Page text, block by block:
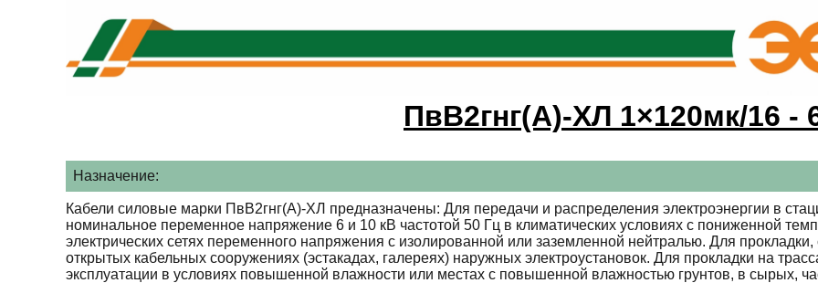
ПвВ2гнг(А)-ХЛ 1×120мк/16 -
Назначение:
Кабели силовые марки ПвВ2гнг(А)-ХЛ предназначены: Для передачи и распределения электроэнергии в
номинальное переменное напряжение 6 и 10 кВ частотой 50 Гц в климатических условиях с пониженной
электрических сетях переменного напряжения с изолированной или заземленной нейтралью. Для
открытых кабельных сооружениях (эстакадах, галереях) наружных электроустановок. Для прокладки на
эксплуатации в условиях повышенной влажности или местах с повышенной влажностью грунтов, в сырых,